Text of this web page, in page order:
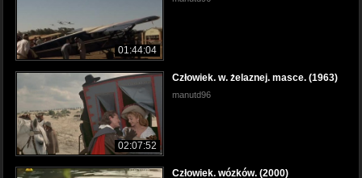
01:44:04
02:07:52
Człowiek. w. żelaznej. masce. (1963)
manutd96
Człowiek. wózków. (2000)